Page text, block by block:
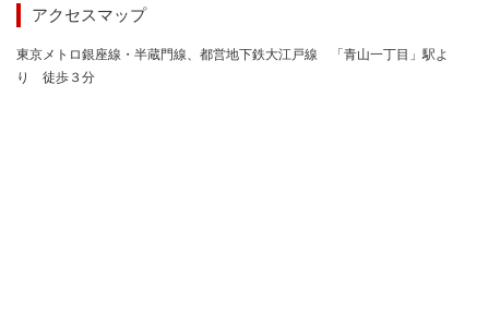
アクセスマップ
東京メトロ銀座線・半蔵門線、都営地下鉄大江戸線 「青山一丁目」駅よ
り 徒歩３分